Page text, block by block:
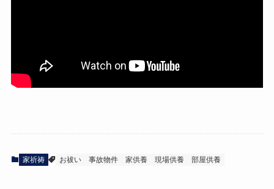
家祈祷 お祓い 事故物件 家供養 現場供養 部屋供養